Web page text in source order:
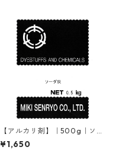
【アルカリ剤】｜500g｜ソー
ダ灰（炭酸ナトリウム）
¥1,650